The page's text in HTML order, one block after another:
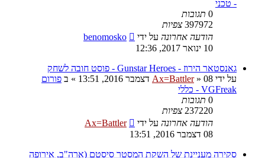
- טכני
0 תגובות
397972 צפיות
הודעה אחרונה על ידי
benomosko
10 ינואר 2017, 12:36
גאנסטאר הירוז - Gunstar Heroes - פוסט חובה לשחק
על ידי
Ax=Battler» 08 דצמבר 2016, 13:51 » ב פורום
VGFreak - כללי
0 תגובות
237220 צפיות
הודעה אחרונה על ידי
Ax=Battler
08 דצמבר 2016, 13:51
סקירה מעניינת של השקת המסטר סיסטם (ארה"ב, אירופה